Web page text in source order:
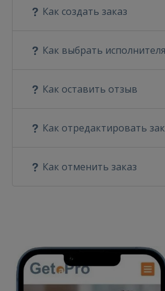
Как создать заказ
Как выбрать исполнителя
Как оставить отзыв
Как отредактировать
Как отменить заказ